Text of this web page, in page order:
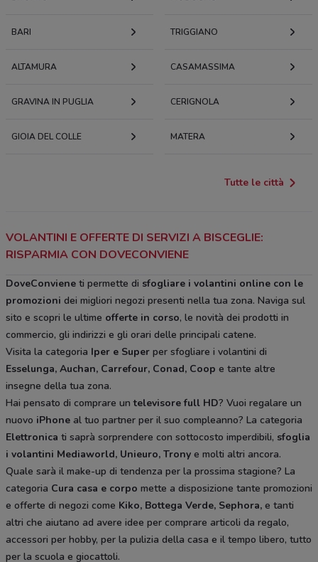
BARI TRIGGIANO
ALTAMURA CASAMASSIMA
GRAVINA IN PUGLIA CERIGNOLA
GIOIA DEL COLLE MATERA
Tutte le città
VOLANTINI E OFFERTE DI SERVIZI A BISCEGLIE:
RISPARMIA CON DOVECONVIENE
DoveConviene ti permette di sfogliare i volantini online con le
promozioni dei migliori negozi presenti nella tua zona. Naviga sul
sito e scopri le ultime offerte in corso, le novità dei prodotti in
commercio, gli indirizzi e gli orari delle principali catene.
Visita la categoria Iper e Super per sfogliare i volantini di
Esselunga, Auchan, Carrefour, Conad, Coop e tante altre
insegne della tua zona.
Hai pensato di comprare untelevisore full HD? Vuoi regalare un
nuovo iPhone al tuo partner per il suo compleanno? La categoria
Elettronica ti saprà sorprendere con sottocosto imperdibili, sfoglia
i volantini Mediaworld, Unieuro, Trony e molti altri ancora.
Quale sarà il make-up di tendenza per la prossima stagione? La
categoria Cura casa e corpo mette a disposizione tante promozioni
e offerte di negozi come Kiko, Bottega Verde, Sephora, e tanti
altri che aiutano ad avere idee per comprare articoli da regalo,
accessori per hobby, per la pulizia della casa e il tempo libero, tutto
per la scuola e giocattoli.